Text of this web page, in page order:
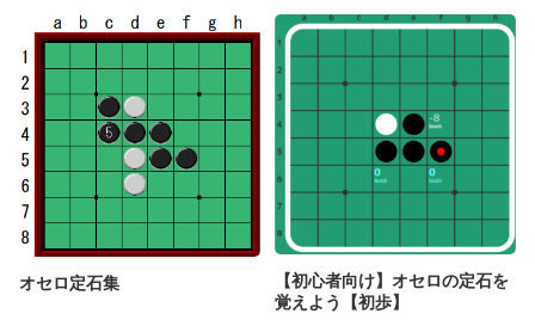
オセロ定石集
【初心者向け】オセロの定石を
覚えよう【初歩】